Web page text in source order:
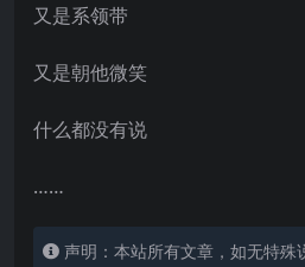
又是系领带
又是朝他微笑
什么都没有说
……
声明：本站所有文章，如无特殊